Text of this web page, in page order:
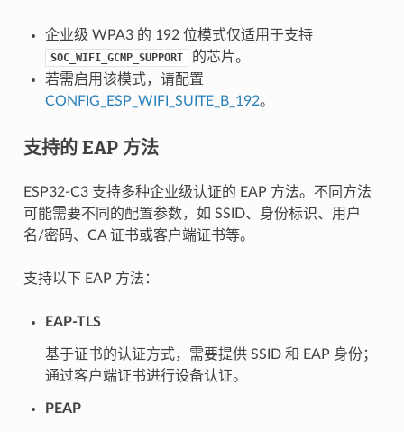
企业级 WPA3 的 192 位模式仅适用于支持
SOC_WIFI_GCMP_SUPPORT
的芯片。
若需启用该模式，请配置
CONFIG_ESP_WIFI_SUITE_B_192。
支持的 EAP 方法
ESP32-C3 支持多种企业级认证的 EAP 方法。不同方法
可能需要不同的配置参数，如 SSID、身份标识、用户
名/密码、CA 证书或客户端证书等。
支持以下 EAP 方法：
EAP-TLS
基于证书的认证方式，需要提供 SSID 和 EAP 身份；
通过客户端证书进行设备认证。
PEAP